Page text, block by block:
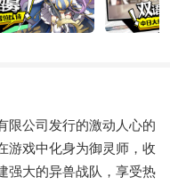
限公司发行的激动人心的
游戏中化身为御灵师，收
强大的异兽战队，享受热